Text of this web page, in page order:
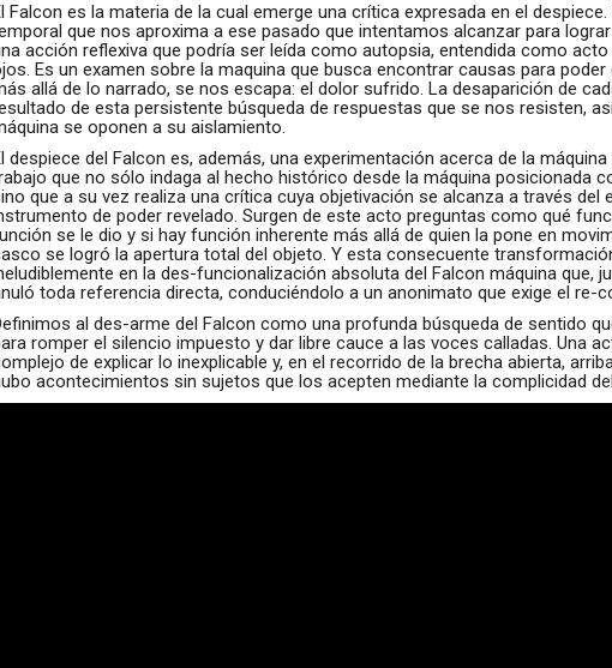
Falcon es la materia de la cual emerge una crítica expresada en el despiece.
que nos aproxima a ese pasado que intentamos alcanzar para
acción reflexiva que podría ser leída como autopsia, entendida como
Es un examen sobre la maquina que busca encontrar causas para
allá de lo narrado, se nos escapa: el dolor sufrido. La desaparición de
de esta persistente búsqueda de respuestas que se nos resisten,
se oponen a su aislamiento.
despiece del Falcon es, además, una experimentación acerca de la
que no sólo indaga al hecho histórico desde la máquina posicionada
que a su vez realiza una crítica cuya objetivación se alcanza a través del
de poder revelado. Surgen de este acto preguntas como qué
se le dio y si hay función inherente más allá de quien la pone en
se logró la apertura total del objeto. Y esta consecuente
en la des-funcionalización absoluta del Falcon máquina que,
toda referencia directa, conduciéndolo a un anonimato que exige el re-
al des-arme del Falcon como una profunda búsqueda de sentido
romper el silencio impuesto y dar libre cauce a las voces calladas. Una
de explicar lo inexplicable y, en el recorrido de la brecha abierta,
acontecimientos sin sujetos que los acepten mediante la complicidad